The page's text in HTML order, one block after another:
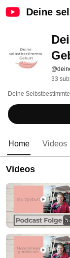
Deine
33
Deine
Home Videos
Videos